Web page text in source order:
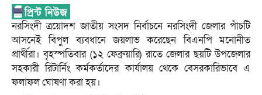
নরসিংদী ত্রয়োদশ জাতীয় সংসদ নির্বাচনে নরসিংদী জেলার পাঁচটি
আসনেই বিপুল ব্যবধানে জয়লাভ করেছেন বিএনপি মনোনীত
প্রার্থীরা। বৃহস্পতিবার (১২ ফেব্রুয়ারি) রাতে জেলার ছয়টি উপজেলার
সহকারী রিটার্নিং কর্মকর্তাদের কার্যালয় থেকে বেসরকারিভাবে এ
ফলাফল ঘোষণা করা হয়।